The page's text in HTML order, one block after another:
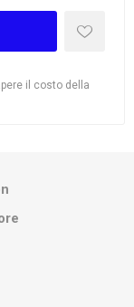
il costo della